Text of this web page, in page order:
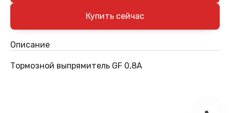
Описание
Тормозной выпрямитель GF 0,8A